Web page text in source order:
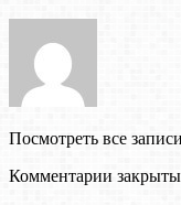
Посмотреть все
Комментарии